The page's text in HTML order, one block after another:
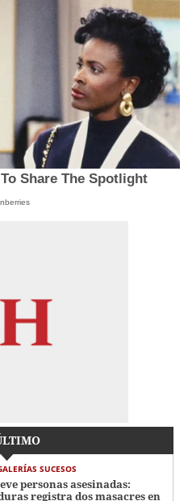
Share The Spotlight
SUCESOS
personas asesinadas:
registra dos masacres en